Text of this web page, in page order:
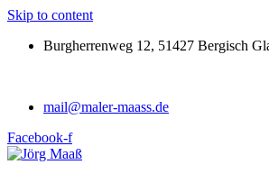
Skip to content
Burgherrenweg 12, 51427 Bergisch
mail@maler-maass.de
Facebook-f